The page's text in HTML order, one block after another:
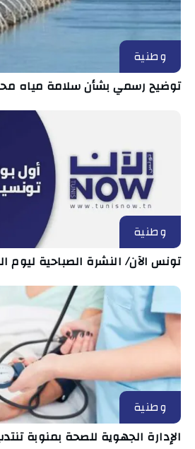
وطنية
توضيح رسمي بشأن سلامة مياه
وطنية
تونس الآن/ النشرة الصباحية ليوم الجمعة 7
وطنية
الإدارة الجهوية للصحة بمنوبة